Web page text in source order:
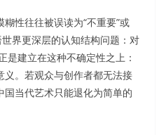
性往往被误读为“不重要”或
界更深层的认知结构问题：对
是建立在这种不确定性之上：
。若观众与创作者都无法接
当代艺术只能退化为简单的